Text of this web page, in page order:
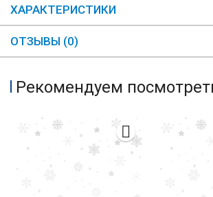
ХАРАКТЕРИСТИКИ
ОТЗЫВЫ (0)
Рекомендуем